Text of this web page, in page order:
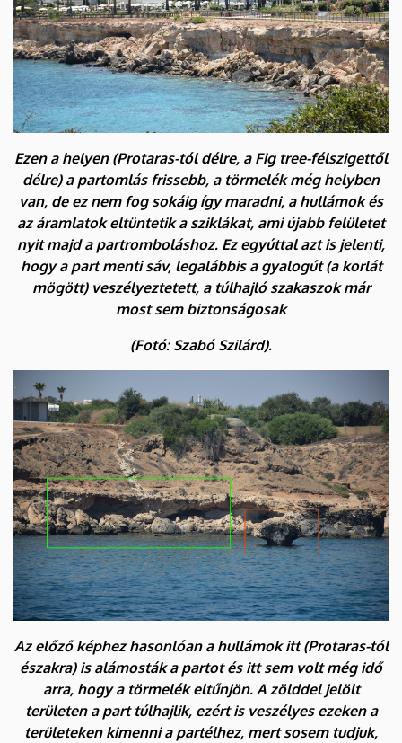
Ezen a helyen (Protaras-tól délre, a Fig tree-félszigettől
délre) a partomlás frissebb, a törmelék még helyben
van, de ez nem fog sokáig így maradni, a hullámok és
az áramlatok eltüntetik a sziklákat, ami újabb felületet
nyit majd a partromboláshoz. Ez egyúttal azt is jelenti,
hogy a part menti sáv, legalábbis a gyalogút (a korlát
mögött) veszélyeztetett, a túlhajló szakaszok már
most sem biztonságosak
(Fotó: Szabó Szilárd).
Az előző képhez hasonlóan a hullámok itt (Protaras-tól
északra) is alámosták a partot és itt sem volt még idő
arra, hogy a törmelék eltűnjön. A zölddel jelölt
területen a part túlhajlik, ezért is veszélyes ezeken a
területeken kimenni a partélhez, mert sosem tudjuk,